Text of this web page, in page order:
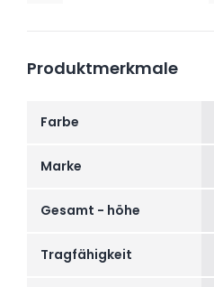
Produktmerkmale
Farbe
Marke
Gesamt - höhe
Tragfähigkeit